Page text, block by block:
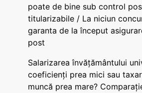
poate de bine sub control
titularizabile / La niciun
garanta de la început
post
Salarizarea învățământului
coeficienți prea mici sau
muncă prea mare?